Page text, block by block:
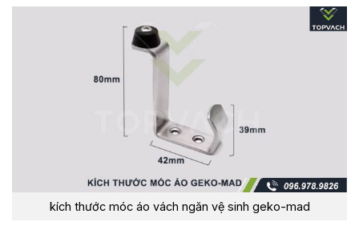
kích thước móc áo vách ngăn vệ sinh geko-mad